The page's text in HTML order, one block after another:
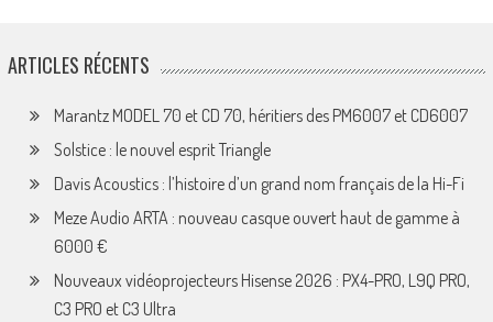
ARTICLES RÉCENTS
Marantz MODEL 70 et CD 70, héritiers des PM6007 et CD6007
Solstice : le nouvel esprit Triangle
Davis Acoustics : l’histoire d’un grand nom français de la Hi-Fi
Meze Audio ARTA : nouveau casque ouvert haut de gamme à
6000 €
Nouveaux vidéoprojecteurs Hisense 2026 : PX4-PRO, L9Q PRO,
C3 PRO et C3 Ultra